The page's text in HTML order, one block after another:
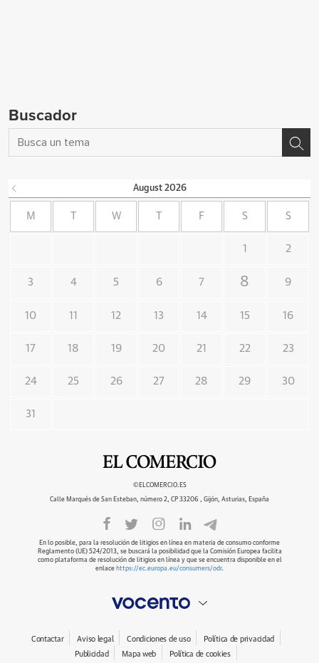
Buscador
August 2026
M W F S S
1 2
3 4 5 6 7 8 9
10 11 12 13 14 15 16
17 18 19 20 21 22 23
24 25 26 27 28 29 30
31
©ELCOMERCIO.ES
Calle Marqués de San Esteban, número 2, CP 33206 , Gijón, Asturias, España
En lo posible, para la resolución de litigios en línea en materia de consumo conforme
Reglamento (UE) 524/2013, se buscará la posibilidad que la Comisión Europea facilita
como plataforma de resolución de litigios en línea y que se encuentra disponible en el
enlace https://ec.europa.eu/consumers/odr.
Contactar Aviso legal Condiciones de uso
Política de privacidad
Publicidad
Mapa web Política de cookies